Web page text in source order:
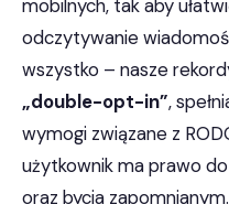
mobilnych, tak aby
odczytywanie
wszystko – nasze
„double-opt-in”,
wymogi związane z
użytkownik ma prawo
oraz bycia